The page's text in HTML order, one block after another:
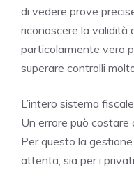
di vedere prove
riconoscere la validità
particolarmente vero
superare controlli
L’intero sistema
Un errore può costare
Per questo la
attenta, sia per i